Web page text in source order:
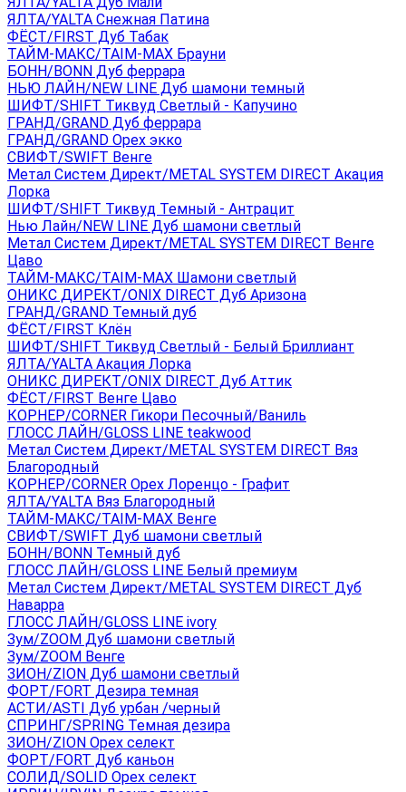
ЯЛТА/YALTA Снежная Патина
ФЁСТ/FIRST Дуб Табак
ТАЙМ-МАКС/TAIM-MAX Брауни
БОНН/BONN Дуб феррара
НЬЮ ЛАЙН/NEW LINE Дуб шамони темный
ШИФТ/SHIFT Тиквуд Светлый - Капучино
ГРАНД/GRAND Дуб феррара
ГРАНД/GRAND Орех экко
СВИФТ/SWIFT Венге
Метал Систем Директ/METAL SYSTEM DIRECT Акация
Лорка
ШИФТ/SHIFT Тиквуд Темный - Антрацит
Нью Лайн/NEW LINE Дуб шамони светлый
Метал Систем Директ/METAL SYSTEM DIRECT Венге
Цаво
ТАЙМ-МАКС/TAIM-MAX Шамони светлый
ОНИКС ДИРЕКТ/ONIX DIRECT Дуб Аризона
ГРАНД/GRAND Темный дуб
ФЁСТ/FIRST Клён
ШИФТ/SHIFT Тиквуд Светлый - Белый Бриллиант
ЯЛТА/YALTA Акация Лорка
ОНИКС ДИРЕКТ/ONIX DIRECT Дуб Аттик
ФЁСТ/FIRST Венге Цаво
КОРНЕР/CORNER Гикори Песочный/Ваниль
ГЛОСС ЛАЙН/GLOSS LINE teakwood
Метал Систем Директ/METAL SYSTEM DIRECT Вяз
Благородный
КОРНЕР/CORNER Орех Лоренцо - Графит
ЯЛТА/YALTA Вяз Благородный
ТАЙМ-МАКС/TAIM-MAX Венге
СВИФТ/SWIFT Дуб шамони светлый
БОНН/BONN Темный дуб
ГЛОСС ЛАЙН/GLOSS LINE Белый премиум
Метал Систем Директ/METAL SYSTEM DIRECT Дуб
Наварра
ГЛОСС ЛАЙН/GLOSS LINE ivory
Зум/ZOOM Дуб шамони светлый
Зум/ZOOM Венге
ЗИОН/ZION Дуб шамони светлый
ФОРТ/FORT Дезира темная
АСТИ/ASTI Дуб урбан /черный
СПРИНГ/SPRING Темная дезира
ЗИОН/ZION Орех селект
ФОРТ/FORT Дуб каньон
СОЛИД/SOLID Орех селект